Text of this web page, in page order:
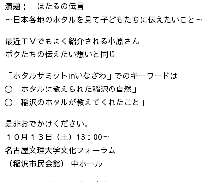
演題：「ほたるの伝言」
～日本各地のホタルを見て子どもたちに伝えたいこと～
最近ＴＶでもよく紹介される小原さん
ボクたちの伝えたい想いと同じ
「ホタルサミットinいなざわ」でのキーワードは
〇「ホタルに教えられた稲沢の自然」
〇「稲沢のホタルが教えてくれたこと」
是非おでかけください。
１０月１３日（土）13：00～
名古屋文理大学文化フォーラム
（稲沢市民会館） 中ホール